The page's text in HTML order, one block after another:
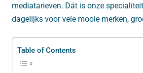
mediatarieven. Dát is onze
dagelijks voor vele mooie merken,
Table of Contents